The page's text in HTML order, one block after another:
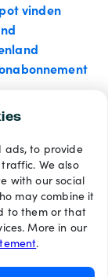
ads, to provide
We also
with our social
may combine it
to them or that
More in our
.
vinden